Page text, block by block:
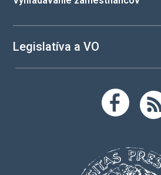
Legislatíva a VO